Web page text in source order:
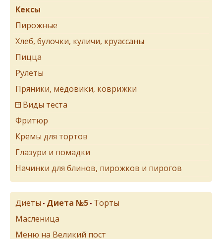
Кексы
Пирожные
Хлеб, булочки, куличи, круассаны
Пицца
Рулеты
Пряники, медовики, коврижки
Виды теста
Фритюр
Кремы для тортов
Глазури и помадки
Начинки для блинов, пирожков и пирогов
Диеты • Диета №5 • Торты
Масленица
Меню на Великий пост